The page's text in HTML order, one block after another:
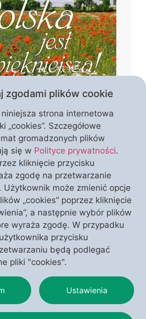
Polski? Czy tworzą je
i zabytki, czy może
wiara, kultura i
przez stulecia
naszą narodową
W temacie numeru autorzy
jako wspólnotę
w chrześcijaństwie,
o jej duchowym
Bożej w dziejach naszej
WESPRZYJ NAS
ODBIERZ TEN NUMER
zgodami plików cookie
strona internetowa
„cookies”. Szczegółowe
gromadzonych plików
się w Polityce prywatności.
kliknięcie przycisku
zgodę na przetwarzanie
Użytkownik może zmienić opcje
„cookies” poprzez kliknięcie
a następnie wybór plików
wyraża zgodę. W przypadku
przycisku
będą podlegać
pliki "cookies".
Ustawienia